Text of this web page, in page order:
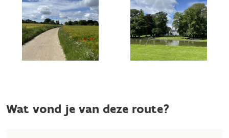
Wat vond je van deze route?